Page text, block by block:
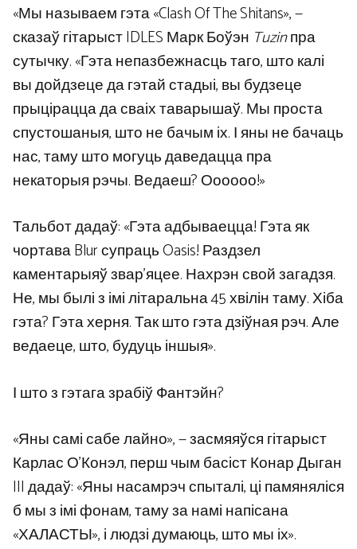
«Мы называем гэта «Clash Of The Shitans», —
сказаў гітарыст IDLES Марк Боўэн Tuzinпра
сутычку. «Гэта непазбежнасць таго, што калі
вы дойдзеце да гэтай стадыі, вы будзеце
прыцірацца да сваіх таварышаў. Мы проста
спустошаныя, што не бачым іх. І яны не бачаць
нас, таму што могуць даведацца пра
некаторыя рэчы. Ведаеш? Оооооо!»
Тальбот дадаў: «Гэта адбываецца! Гэта як
чортава Blur супраць Oasis! Раздзел
каментарыяў звар’яцее. Нахрэн свой загадзя.
Не, мы былі з імі літаральна 45 хвілін таму. Хіба
гэта? Гэта херня. Так што гэта дзіўная рэч. Але
ведаеце, што, будуць іншыя».
І што з гэтага зрабіў Фантэйн?
«Яны самі сабе лайно», — засмяяўся гітарыст
Карлас О’Конэл, перш чым басіст Конар Дыган
III дадаў: «Яны насамрэч спыталі, ці памяняліся
б мы з імі фонам, таму за намі напісана
«ХАЛАСТЫ», і людзі думаюць, што мы іх».